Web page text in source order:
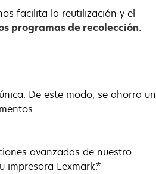
facilita la reutilización y el
programas de recolección.
De este modo, se ahorra un
avanzadas de nuestro
impresora Lexmark.*